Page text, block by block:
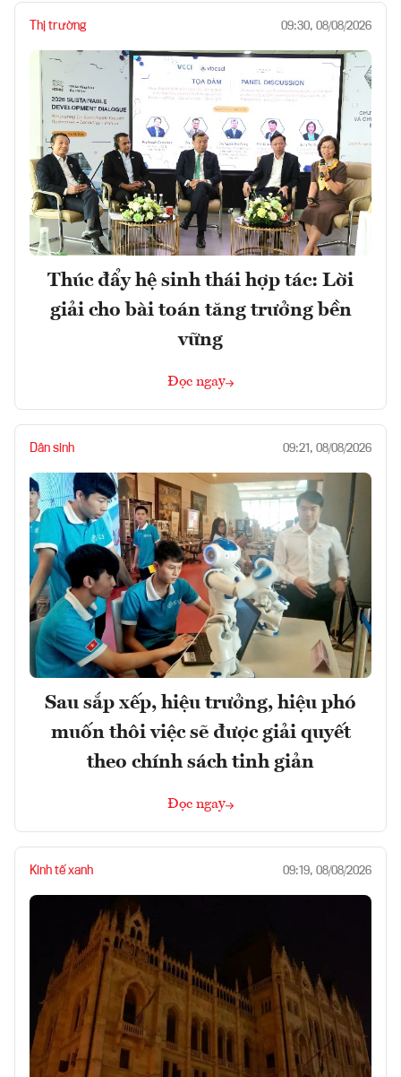
Thị trường 09:30, 08/08/2026
Thúc đẩy hệ sinh thái hợp tác: Lời
giải cho bài toán tăng trưởng bền
vững
Đọc ngay
Dân sinh 09:21, 08/08/2026
Sau sắp xếp, hiệu trưởng, hiệu phó
muốn thôi việc sẽ được giải quyết
theo chính sách tinh giản
Đọc ngay
Kinh tế xanh 09:19, 08/08/2026